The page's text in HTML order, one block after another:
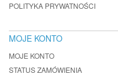
POLITYKA PRYWATNOŚCI
MOJE KONTO
MOJE KONTO
STATUS ZAMÓWIENIA